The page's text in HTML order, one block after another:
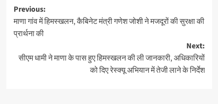
Post
navigation
Previous:
माणा गांव में हिमस्खलन, कैबिनेट मंत्री गणेश जोशी ने मजदूरों की सुरक्षा की
प्रार्थना की
Next:
सीएम धामी ने माणा के पास हुए हिमस्खलन की ली जानकारी, अधिकारियों
को दिए रेस्क्यू अभियान में तेजी लाने के निर्देश